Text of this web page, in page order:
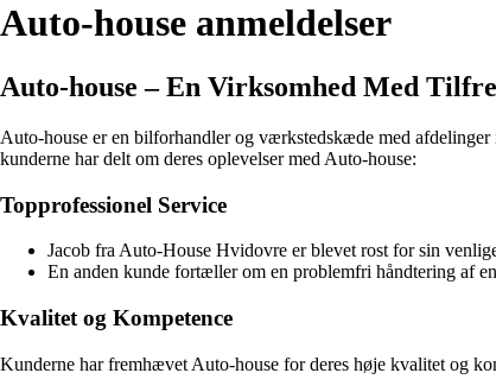
Auto-house anmeldelser
Auto-house – En Virksomhed Med
Auto-house er en bilforhandler og værkstedskæde med
kunderne har delt om deres oplevelser med Auto-house:
Topprofessionel Service
Jacob fra Auto-House Hvidovre er blevet rost for sin
En anden kunde fortæller om en problemfri håndtering af
Kvalitet og Kompetence
Kunderne har fremhævet Auto-house for deres høje kvalitet og